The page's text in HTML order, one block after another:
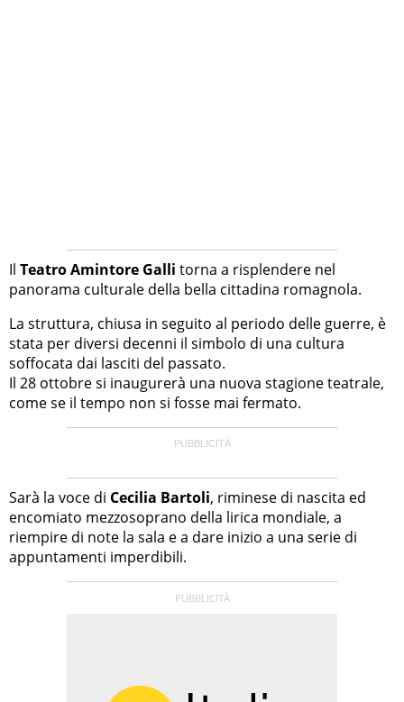
Il Teatro Amintore Galli torna a risplendere nel
panorama culturale della bella cittadina romagnola.
La struttura, chiusa in seguito al periodo delle guerre, è
stata per diversi decenni il simbolo di una cultura
soffocata dai lasciti del passato.
Il 28 ottobre si inaugurerà una nuova stagione teatrale,
come se il tempo non si fosse mai fermato.
Sarà la voce di Cecilia Bartoli, riminese di nascita ed
encomiato mezzosoprano della lirica mondiale, a
riempire di note la sala e a dare inizio a una serie di
appuntamenti imperdibili.